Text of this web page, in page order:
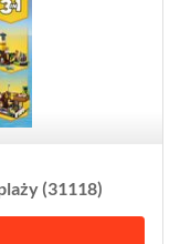
(31118)